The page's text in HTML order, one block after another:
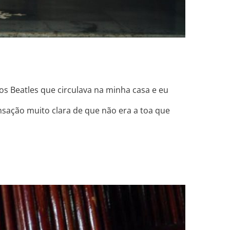
Beatles que circulava na minha casa e eu
muito clara de que não era a toa que